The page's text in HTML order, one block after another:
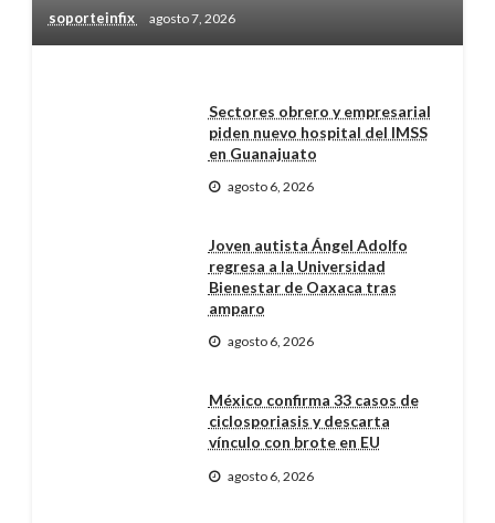
soporteinfix agosto 7, 2026
Sectores obrero y empresarial
piden nuevo hospital del IMSS
en Guanajuato
agosto 6, 2026
Joven autista Ángel Adolfo
regresa a la Universidad
Bienestar de Oaxaca tras
amparo
agosto 6, 2026
México confirma 33 casos de
ciclosporiasis y descarta
vínculo con brote en EU
agosto 6, 2026